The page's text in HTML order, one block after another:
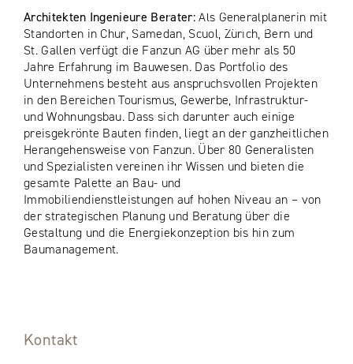
Durch Klick auf den "Play"-Button werden alle
Drittanbieter-Inhalte künftig automatisch geladen.
Architekten Ingenieure Berater:Als Generalplanerin mit
Standorten in Chur, Samedan, Scuol, Zürich, Bern und
St. Gallen verfügt die Fanzun AG über mehr als 50
Jahre Erfahrung im Bauwesen. Das Portfolio des
Unternehmens besteht aus anspruchsvollen Projekten
in den Bereichen Tourismus, Gewerbe, Infrastruktur-
und Wohnungsbau. Dass sich darunter auch einige
preisgekrönte Bauten finden, liegt an der ganzheitlichen
Herangehensweise von Fanzun. Über 80 Generalisten
und Spezialisten vereinen ihr Wissen und bieten die
gesamte Palette an Bau- und
Immobiliendienstleistungen auf hohen Niveau an – von
der strategischen Planung und Beratung über die
Gestaltung und die Energiekonzeption bis hin zum
Baumanagement.
Kontakt